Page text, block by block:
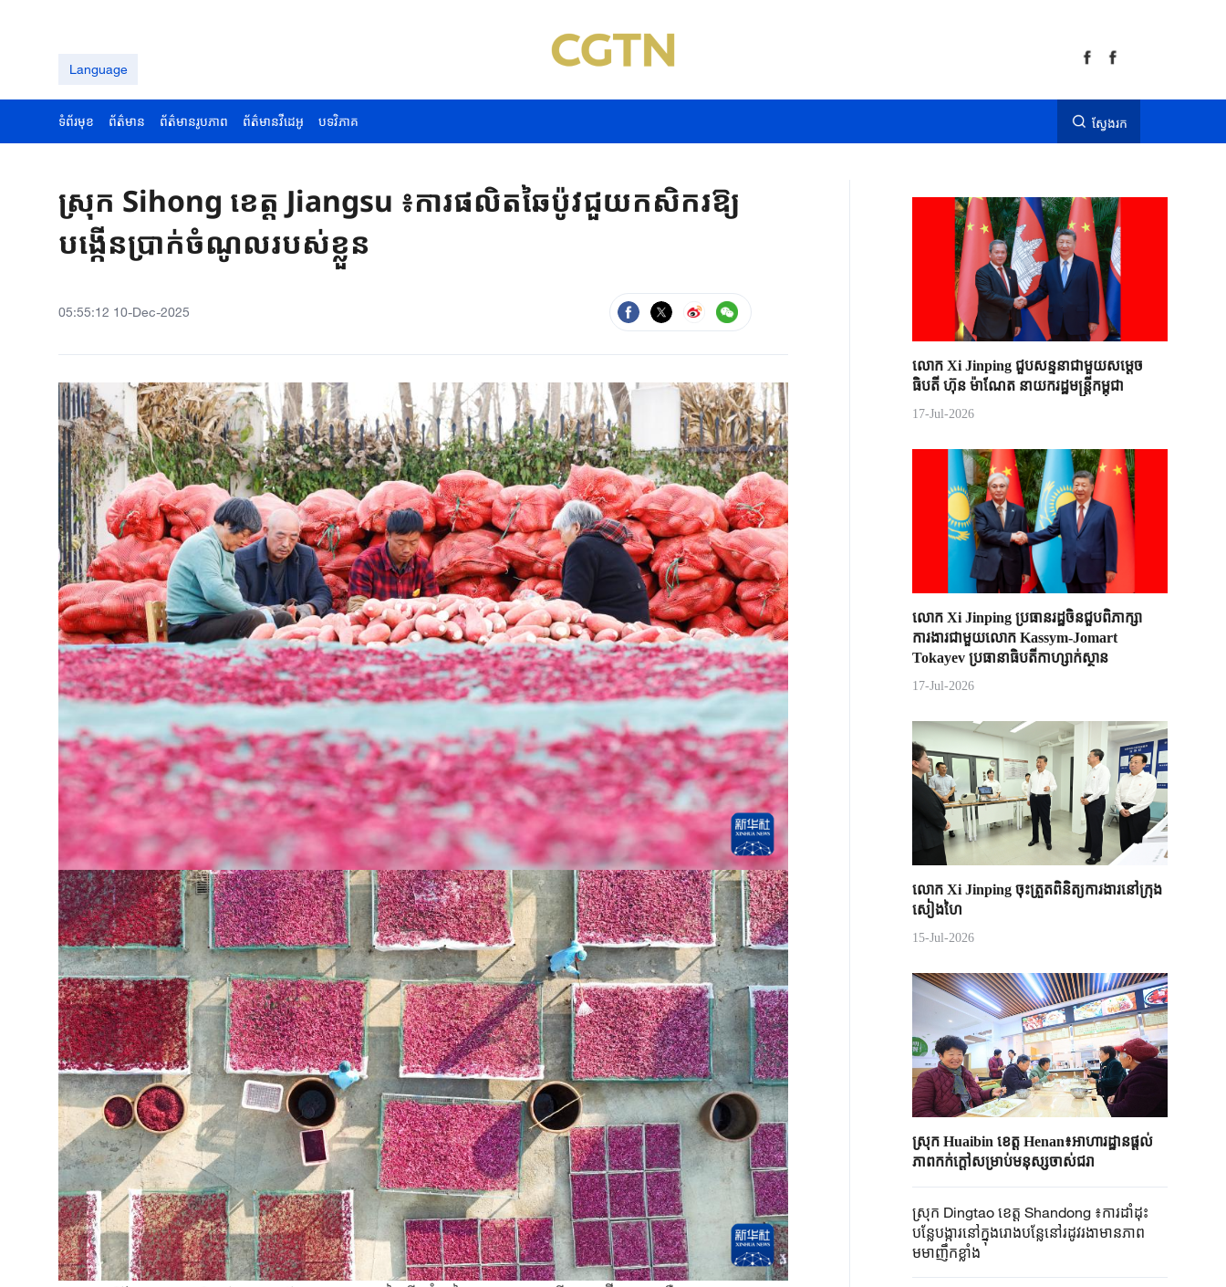
Language
ទំព័រមុខ ព័ត៌មាន ព័ត៌មានរូបភាព ព័ត៌មានវីដេអូ បទវិភាគ ស្វែងរក
ស្រុក Sihong ខេត្ត Jiangsu ៖ការផលិតឆៃប៉ូវជួយកសិករឱ្យ
បង្កើនប្រាក់ចំណូលរបស់ខ្លួន
05:55:12 10-Dec-2025
លោក Xi Jinping ជួបសន្ទនាជាមួយសម្តេច
ធិបតី ហ៊ុន ម៉ាណែត នាយករដ្ឋមន្ត្រីកម្ពុជា
17-Jul-2026
លោក Xi Jinping ប្រធានរដ្ឋចិន​ជួបពិភាក្សា​
ការងារជាមួយ​លោក Kassym-Jomart ​
Tokayev ​ប្រធានាធិបតី​កាហ្សាក់ស្ថាន​
17-Jul-2026
លោក Xi Jinping ចុះត្រួតពិនិត្យការងារនៅក្រុង
សៀងហៃ
15-Jul-2026
ស្រុក Huaibin ខេត្ត Henan៖អាហារដ្ឋានផ្តល់
ភាពកក់ក្តៅសម្រាប់មនុស្សចាស់ជរា
ស្រុក Dingtao ខេត្ត Shandong ៖ការដាំដុះ
បន្លែបង្ការនៅក្នុងរោងបន្លែនៅរដូវរងាមានភាព
មមាញឹកខ្លាំង